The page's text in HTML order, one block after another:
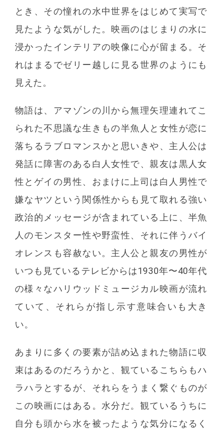
とき、その憧れの水中世界をはじめて実写で
見たような気がした。映画のはじまりの水に
浸かったインテリアの映像に心が留まる。そ
れはまるでゼリー越しに見る世界のようにも
見えた。
物語は、アマゾンの川から無理矢理連れてこ
られた不思議な生きもの半魚人と女性が恋に
落ちるラブロマンスかと思いきや、主人公は
発話に障害のある白人女性で、親友は黒人女
性とゲイの男性、おまけに上司は白人男性で
嫌なヤツという関係性からも見て取れる強い
政治的メッセージが含まれている上に、半魚
人のモンスター性や野蛮性、それに伴うバイ
オレンスも容赦ない。主人公と親友の男性が
いつも見ているテレビからは1930年〜40年代
の様々なハリウッドミュージカル映画が流れ
ていて、それらが指し示す意味合いも大き
い。
あまりに多くの要素が詰め込まれた物語に収
束はあるのだろうかと、観ているこちらもハ
ラハラとするが、それらをうまく繋ぐものが
この映画にはある。水分だ。観ているうちに
自分も頭から水を被ったような気分になるく